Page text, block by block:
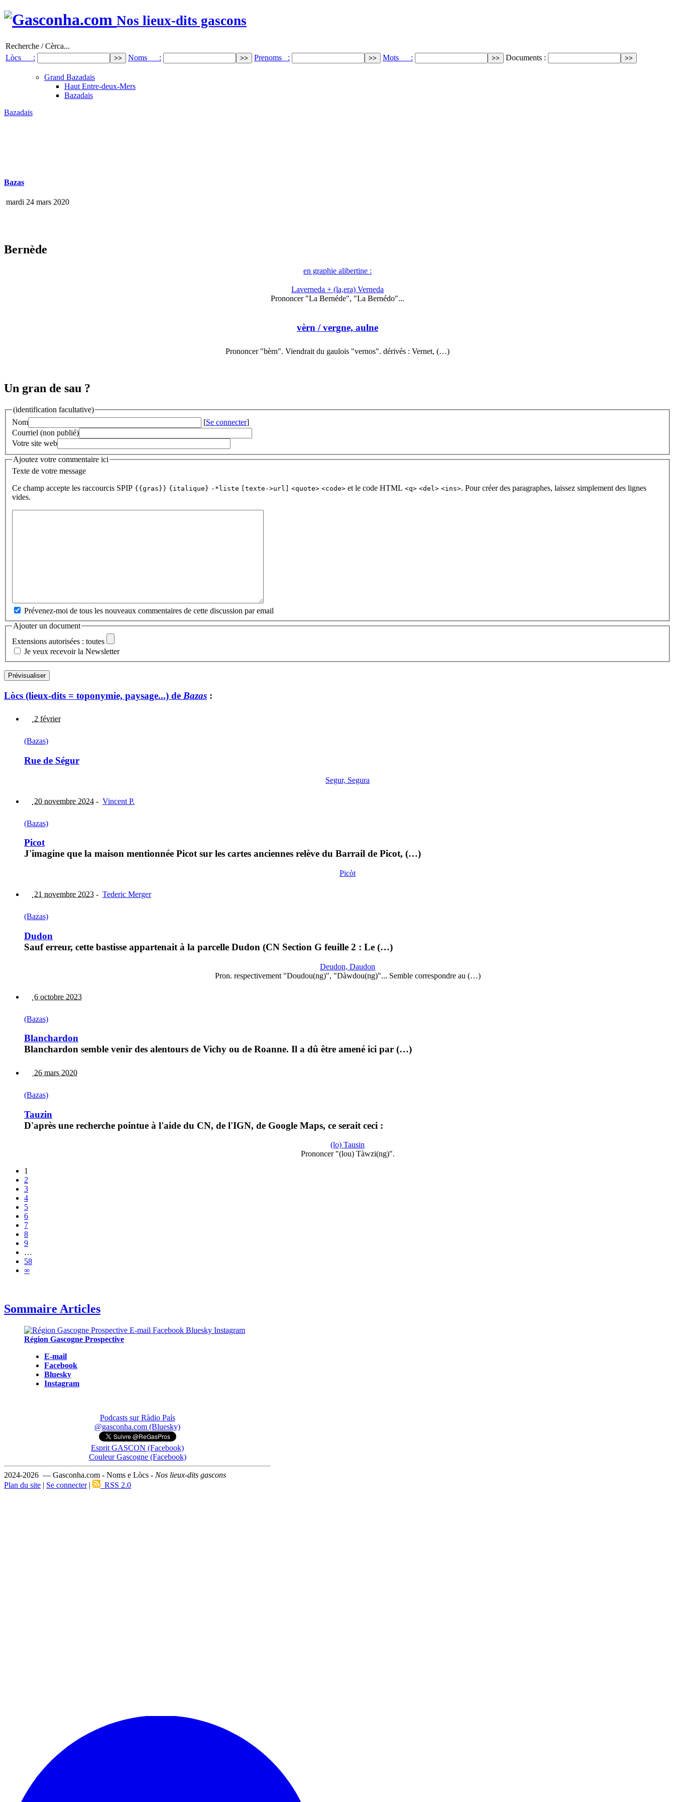
Nos lieux-dits gascons
Recherche / Cèrca...
Lòcs :
Noms : Prenoms : Mots : Documents :
Grand Bazadais
Haut Entre-deux-Mers
Bazadais
Bazadais
Bazas
mardi 24 mars 2020
Bernède
en graphie alibertine :
Laverneda + (la,era) Verneda
Prononcer "La Bernéde", "La Bernédo"...
vèrn / vergne, aulne
Prononcer "bèrn". Viendrait du gaulois "vernos". dérivés : Vernet, (…)
Un gran de sau ?
(identification facultative)
Nom
[Se connecter]
Courriel (non publié)
Votre site web
Ajoutez votre commentaire ici
Texte de votre message
Ce champ accepte les raccourcis SPIP {{gras}} {italique} -*liste [texte->url] <quote> <code> et le code HTML <q> <del> <ins>. Pour créer des paragraphes, laissez simplement des lignes
vides.
Prévenez-moi de tous les nouveaux commentaires de cette discussion par email
Ajouter un document
Extensions autorisées : toutes
Je veux recevoir la Newsletter
Lòcs (lieux-dits = toponymie, paysage...) de Bazas :
2 février
(Bazas)
Rue de Ségur
Segur, Segura
20 novembre 2024 - Vincent P.
(Bazas)
Picot
J'imagine que la maison mentionnée Picot sur les cartes anciennes relève du Barrail de Picot, (…)
Picòt
21 novembre 2023 - Tederic Merger
(Bazas)
Dudon
Sauf erreur, cette bastisse appartenait à la parcelle Dudon (CN Section G feuille 2 : Le (…)
Deudon, Daudon
Pron. respectivement "Doudou(ng)", "Dàwdou(ng)"... Semble correspondre au (…)
6 octobre 2023
(Bazas)
Blanchardon
Blanchardon semble venir des alentours de Vichy ou de Roanne. Il a dû être amené ici par (…)
26 mars 2020
(Bazas)
Tauzin
D'après une recherche pointue à l'aide du CN, de l'IGN, de Google Maps, ce serait ceci :
(lo) Tausin
Prononcer "(lou) Tàwzi(ng)".
1
2
3
4
5
6
7
8
9
…
58
∞
Sommaire Articles
Région Gascogne Prospective
E-mail
Facebook
Bluesky
Instagram
Podcasts sur Ràdio País
@gasconha.com (Bluesky)
Esprit GASCON (Facebook)
Couleur Gascogne (Facebook)
2024-2026 — Gasconha.com - Noms e Lòcs - Nos lieux-dits gascons
Plan du site | Se connecter| RSS 2.0